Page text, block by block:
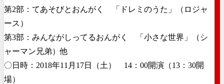
第2部：てあそびとおんがく 「ドレミのうた」（ロジャ
ース）
第3部：みんながしってるおんがく 「小さな世界」（シ
ャーマン兄弟）他
〇日時：2018年11月17日（土） 14：00開演（13：30開
場）